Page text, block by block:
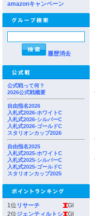
amazonキャンペーン
履歴消去
公式戦って何？
2026公式戦概要
自由指名2026
入札式2026-ホワイトC
入札式2026-シルバーC
入札式2026-ゴールドC
スタリオンカップ2026
自由指名2025
入札式2025-ホワイトC
入札式2025-シルバーC
入札式2025-ゴールドC
スタリオンカップ2025
1位 リサーチ
GI
2位ジェンティルトシ
GI